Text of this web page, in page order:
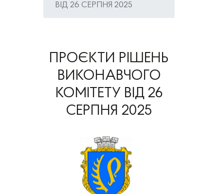
ВІД 26 СЕРПНЯ 2025
ПРОЄКТИ РІШЕНЬ
ВИКОНАВЧОГО
КОМІТЕТУ ВІД 26
СЕРПНЯ 2025